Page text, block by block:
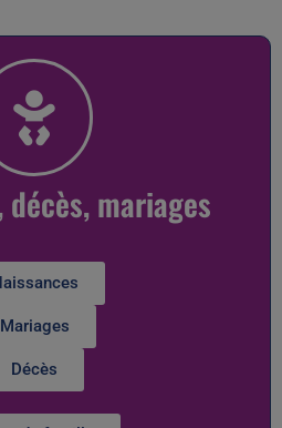
décès, mariages
Mariages
Décès